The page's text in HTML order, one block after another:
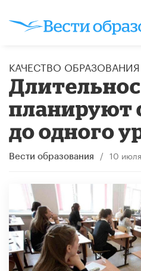
КАЧЕСТВО ОБРАЗОВАНИЯ
планируют
до одного
Вести образования / 10